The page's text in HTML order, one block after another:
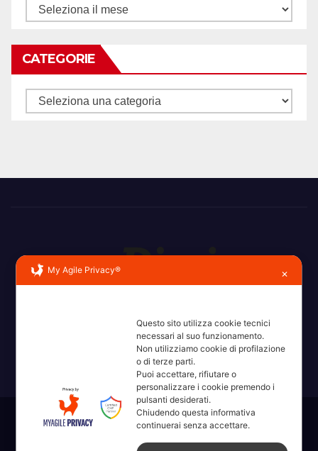
Archivi
CATEGORIE
Categorie
ricorda la domanda.
Sviluppato con orgoglio da WordPress|Tema: News Way di
Themeansar.
My Agile Privacy® ✕
Questo sito utilizza cookie tecnici
necessari al suo funzionamento.
Non utilizziamo cookie di profilazione
o di terze parti.
Puoi accettare, rifiutare o
personalizzare i cookie premendo i
pulsanti desiderati.
Chiudendo questa informativa
continuerai senza accettare.